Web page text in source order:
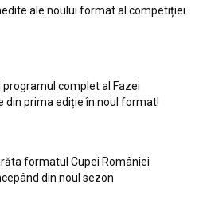
ale noului format al competiției
programul complet al Fazei
din prima ediție în noul format!
formatul Cupei României
din noul sezon